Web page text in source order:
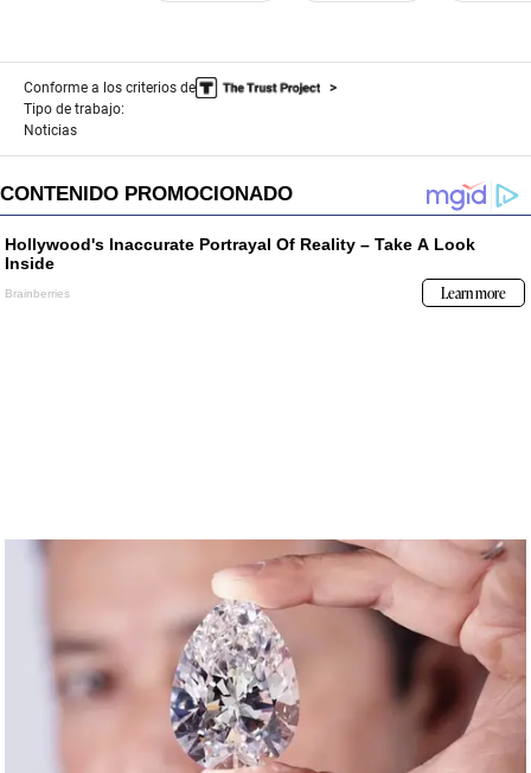
Conforme a los criterios de
Tipo de trabajo:
Noticias